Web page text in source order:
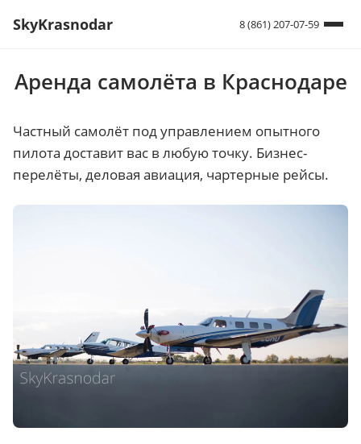
SkyKrasnodar 8 (861) 207-07-59
Аренда самолёта в Краснодаре
Частный самолёт под управлением опытного
пилота доставит вас в любую точку. Бизнес-
перелёты, деловая авиация, чартерные рейсы.